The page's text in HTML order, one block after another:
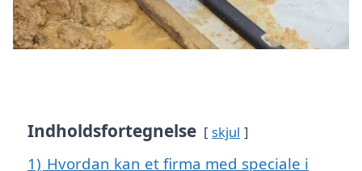
Indholdsfortegnelse skjul
1) Hvordan kan et firma med speciale i